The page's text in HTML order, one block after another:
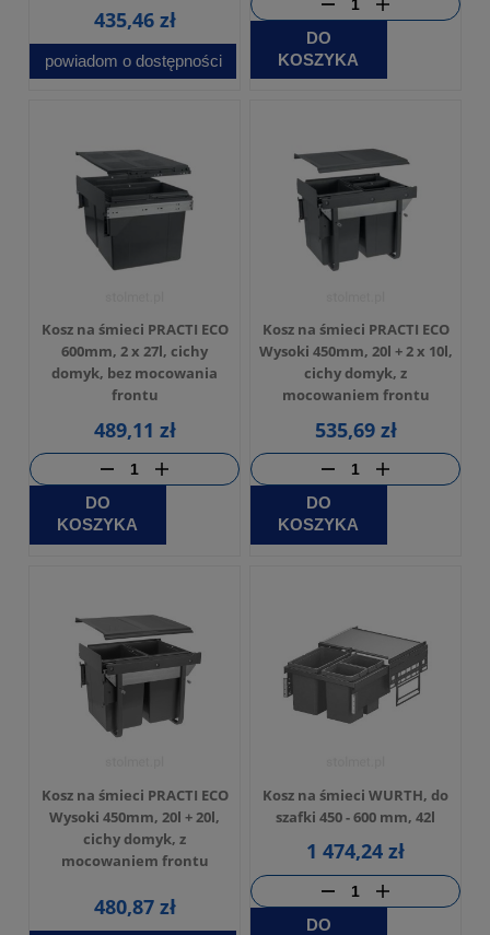
435,46 zł
powiadom o dostępności
DO
KOSZYKA
Kosz na śmieci PRACTI ECO
600mm, 2 x 27l, cichy
domyk, bez mocowania
frontu
489,11 zł
DO
KOSZYKA
Kosz na śmieci PRACTI ECO
Wysoki 450mm, 20l + 2 x 10l,
cichy domyk, z
mocowaniem frontu
535,69 zł
DO
KOSZYKA
Kosz na śmieci PRACTI ECO
Wysoki 450mm, 20l + 20l,
cichy domyk, z
mocowaniem frontu
480,87 zł
Kosz na śmieci WURTH, do
szafki 450 - 600 mm, 42l
1 474,24 zł
DO